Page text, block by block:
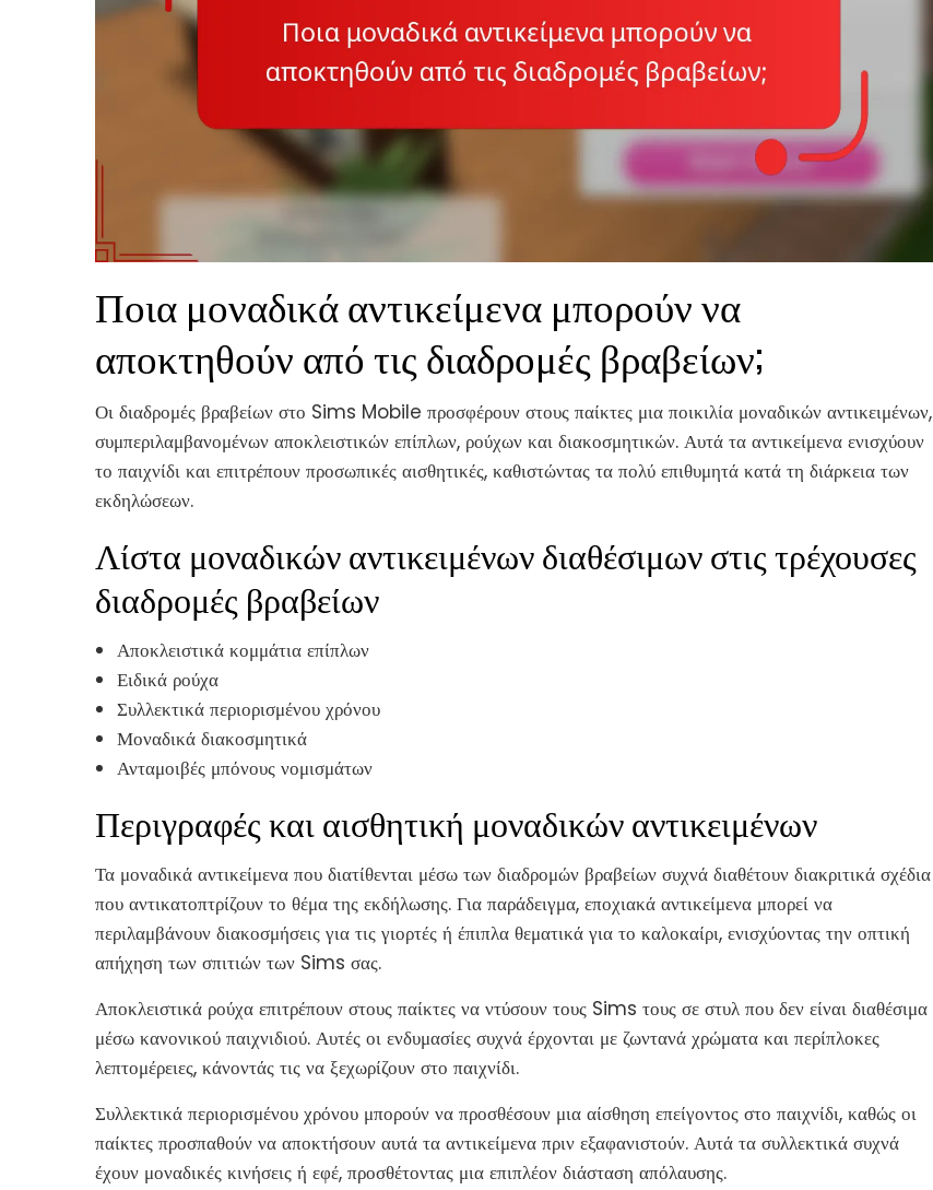
Ποια μοναδικά αντικείμενα μπορούν να
αποκτηθούν από τις διαδρομές βραβείων;
Οι διαδρομές βραβείων στο Sims Mobile προσφέρουν στους παίκτες μια ποικιλία μοναδικών αντικειμένων,
συμπεριλαμβανομένων αποκλειστικών επίπλων, ρούχων και διακοσμητικών. Αυτά τα αντικείμενα ενισχύουν
το παιχνίδι και επιτρέπουν προσωπικές αισθητικές, καθιστώντας τα πολύ επιθυμητά κατά τη διάρκεια των
εκδηλώσεων.
Λίστα μοναδικών αντικειμένων διαθέσιμων στις τρέχουσες
διαδρομές βραβείων
Αποκλειστικά κομμάτια επίπλων
Ειδικά ρούχα
Συλλεκτικά περιορισμένου χρόνου
Μοναδικά διακοσμητικά
Ανταμοιβές μπόνους νομισμάτων
Περιγραφές και αισθητική μοναδικών αντικειμένων
Τα μοναδικά αντικείμενα που διατίθενται μέσω των διαδρομών βραβείων συχνά διαθέτουν διακριτικά σχέδια
που αντικατοπτρίζουν το θέμα της εκδήλωσης. Για παράδειγμα, εποχιακά αντικείμενα μπορεί να
περιλαμβάνουν διακοσμήσεις για τις γιορτές ή έπιπλα θεματικά για το καλοκαίρι, ενισχύοντας την οπτική
απήχηση των σπιτιών των Sims σας.
Αποκλειστικά ρούχα επιτρέπουν στους παίκτες να ντύσουν τους Sims τους σε στυλ που δεν είναι διαθέσιμα
μέσω κανονικού παιχνιδιού. Αυτές οι ενδυμασίες συχνά έρχονται με ζωντανά χρώματα και περίπλοκες
λεπτομέρειες, κάνοντάς τις να ξεχωρίζουν στο παιχνίδι.
Συλλεκτικά περιορισμένου χρόνου μπορούν να προσθέσουν μια αίσθηση επείγοντος στο παιχνίδι, καθώς οι
παίκτες προσπαθούν να αποκτήσουν αυτά τα αντικείμενα πριν εξαφανιστούν. Αυτά τα συλλεκτικά συχνά
έχουν μοναδικές κινήσεις ή εφέ, προσθέτοντας μια επιπλέον διάσταση απόλαυσης.